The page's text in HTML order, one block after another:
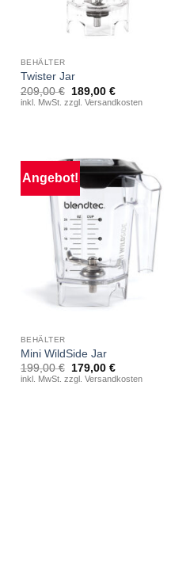
BEHÄLTER
Twister Jar
209,00€
Ursprünglicher
Preis
war:
189,00 €Aktueller
Preis
inkl. MwSt. zzgl. Versandkosten
Angebot!
BEHÄLTER
Mini WildSide Jar
199,00€
Ursprünglicher
Preis
179,00 €Aktueller
Preis
inkl. MwSt. zzgl. Versandkosten